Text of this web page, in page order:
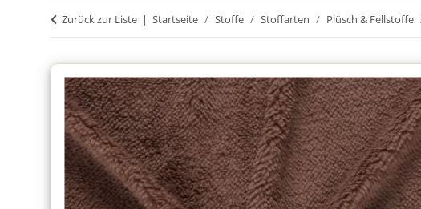
Zurück zur Liste Startseite Stoffe Stoffarten Plüsch & Fellstoffe